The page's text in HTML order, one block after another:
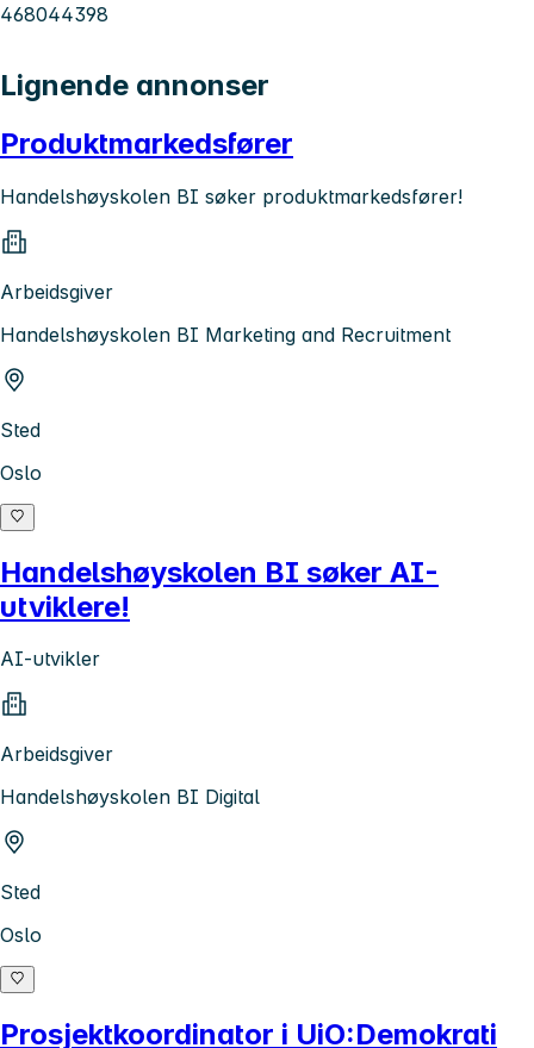
468044398
Lignende annonser
Produktmarkedsfører
Handelshøyskolen BI søker produktmarkedsfører!
Arbeidsgiver
Handelshøyskolen BI Marketing and Recruitment
Sted
Oslo
Handelshøyskolen BI søker AI-
utviklere!
AI-utvikler
Arbeidsgiver
Handelshøyskolen BI Digital
Sted
Oslo
Prosjektkoordinator i UiO:Demokrati